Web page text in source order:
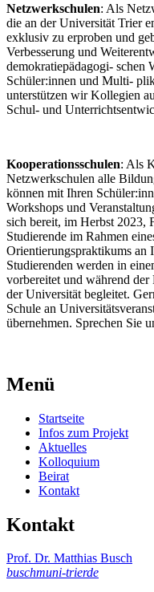
Netzwerkschulen: Als
die an der Universität Trier
exklusiv zu erproben und
Verbesserung und
demokratiepädagogi- schen
Schüler:innen und Multi-
unterstützen wir Kollegien
Schul- und
Kooperationsschulen: Als
Netzwerkschulen alle
können mit Ihren
Workshops und
sich bereit, im Herbst 2023,
Studierende im Rahmen
Orientierungspraktikums an
Studierenden werden in
vorbereitet und während
der Universität begleitet.
Schule an
übernehmen. Sprechen Sie
Menü
Startseite
Infos zum Projekt
Aktuelles
Kolloquium
Beirat
Kontakt
Kontakt
Prof. Dr. Matthias Busch
buschmuni-trierde